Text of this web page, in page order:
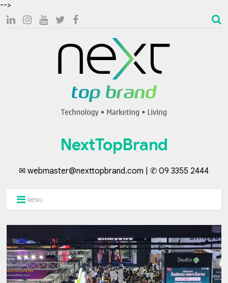
-->
NextTopBrand
✉ webmaster@nexttopbrand.com | ✆ 09 3355 2444
MENU